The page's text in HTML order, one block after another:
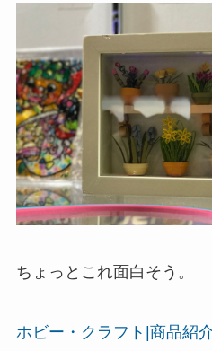
ちょっとこれ面白そう。
ホビー・クラフト|商品紹